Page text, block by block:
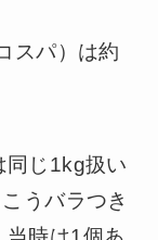
スパ）は約
同じ1kg扱い
うバラつき